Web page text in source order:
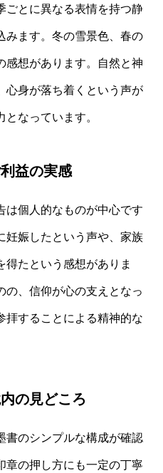
ごとに異なる表情を持つ静
みます。冬の雪景色、春の
感想があります。自然と神
心身が落ち着くという声が
なっています。
益の実感
は個人的なものが中心です
妊娠したという声や、家族
得たという感想がありま
の、信仰が心の支えとなっ
拝することによる精神的な
の見どころ
書のシンプルな構成が確認
章の押し方にも一定の丁寧